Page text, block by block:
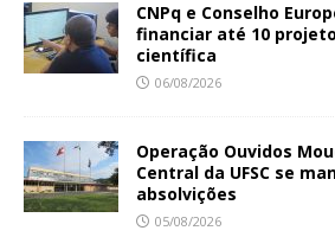
CNPq e Conselho
financiar até 10
científica
06/08/2026
Operação Ouvidos
Central da UFSC se
absolvições
05/08/2026